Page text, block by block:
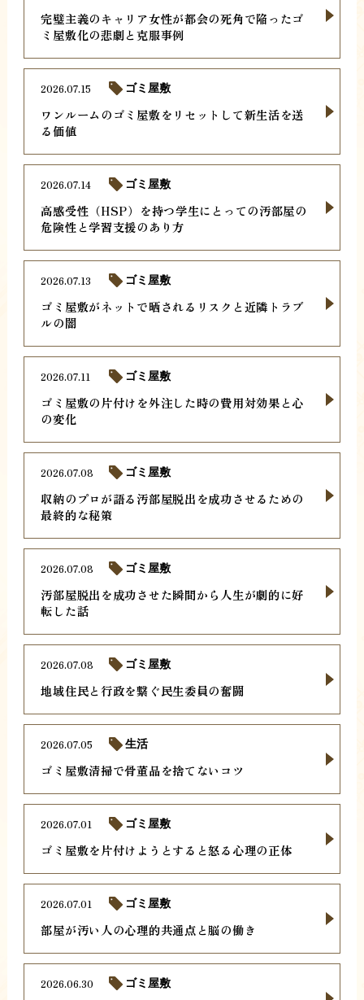
完璧主義のキャリア女性が都会の死角で陥ったゴ
ミ屋敷化の悲劇と克服事例
ワンルームのゴミ屋敷をリセットして新生活を送
る価値
2026.07.15 ゴミ屋敷
高感受性（HSP）を持つ学生にとっての汚部屋の
危険性と学習支援のあり方
2026.07.14 ゴミ屋敷
ゴミ屋敷がネットで晒されるリスクと近隣トラブ
ルの闇
2026.07.13 ゴミ屋敷
ゴミ屋敷の片付けを外注した時の費用対効果と心
の変化
2026.07.11 ゴミ屋敷
収納のプロが語る汚部屋脱出を成功させるための
最終的な秘策
2026.07.08 ゴミ屋敷
汚部屋脱出を成功させた瞬間から人生が劇的に好
転した話
2026.07.08 ゴミ屋敷
地域住民と行政を繋ぐ民生委員の奮闘
2026.07.08 ゴミ屋敷
ゴミ屋敷清掃で骨董品を捨てないコツ
2026.07.05 生活
ゴミ屋敷を片付けようとすると怒る心理の正体
2026.07.01 ゴミ屋敷
部屋が汚い人の心理的共通点と脳の働き
2026.07.01 ゴミ屋敷
2026.06.30 ゴミ屋敷